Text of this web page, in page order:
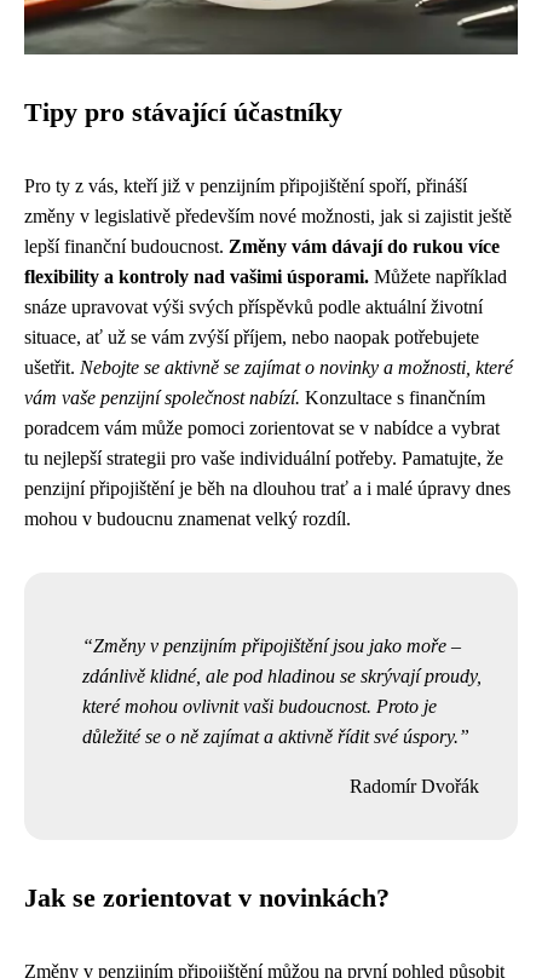
Tipy pro stávající účastníky
Pro ty z vás, kteří již v penzijním připojištění spoří, přináší
změny v legislativě především nové možnosti, jak si zajistit ještě
lepší finanční budoucnost. Změny vám dávají do rukou více
flexibility a kontroly nad vašimi úsporami. Můžete například
snáze upravovat výši svých příspěvků podle aktuální životní
situace, ať už se vám zvýší příjem, nebo naopak potřebujete
ušetřit. Nebojte se aktivně se zajímat o novinky a možnosti, které
vám vaše penzijní společnost nabízí. Konzultace s finančním
poradcem vám může pomoci zorientovat se v nabídce a vybrat
tu nejlepší strategii pro vaše individuální potřeby. Pamatujte, že
penzijní připojištění je běh na dlouhou trať a i malé úpravy dnes
mohou v budoucnu znamenat velký rozdíl.
Změny v penzijním připojištění jsou jako moře –
zdánlivě klidné, ale pod hladinou se skrývají proudy,
které mohou ovlivnit vaši budoucnost. Proto je
důležité se o ně zajímat a aktivně řídit své úspory.
Radomír Dvořák
Jak se zorientovat v novinkách?
Změny v penzijním připojištění můžou na první pohled působit